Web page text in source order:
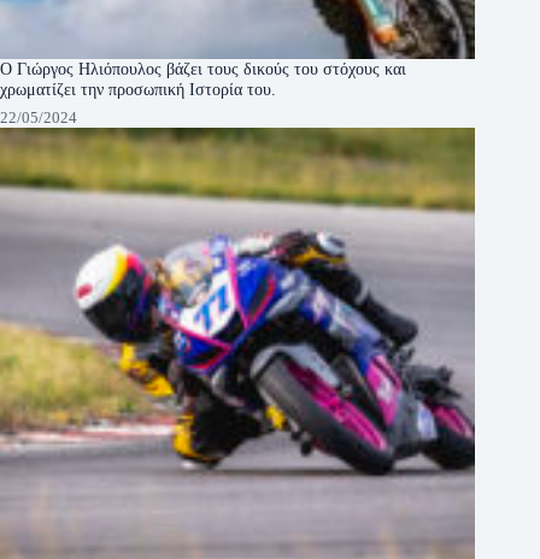
Ο Γιώργος Ηλιόπουλος βάζει τους δικούς του στόχους και
χρωματίζει την προσωπική Ιστορία του.
22/05/2024